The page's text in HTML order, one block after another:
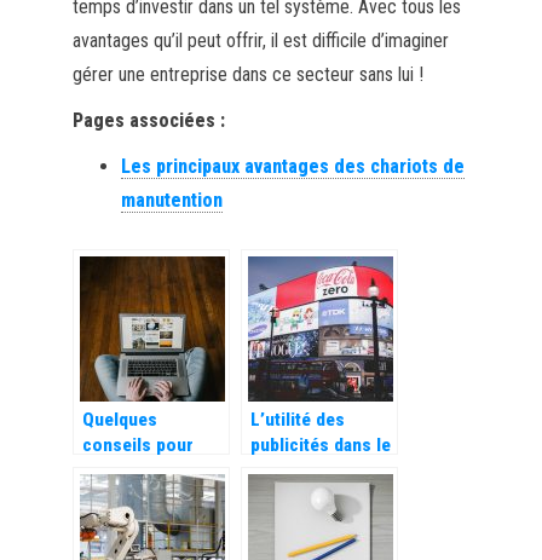
temps d’investir dans un tel système. Avec tous les
avantages qu’il peut offrir, il est difficile d’imaginer
gérer une entreprise dans ce secteur sans lui !
Pages associées :
Les principaux avantages des chariots de
manutention
Quelques
conseils pour
valoriser et
développer votre
e-commerce
L’utilité des
publicités dans le
commerce